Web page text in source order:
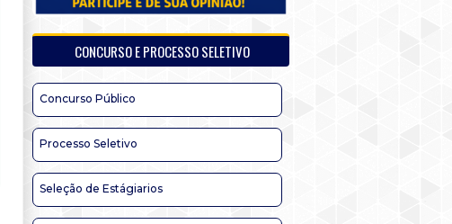
CONCURSO E PROCESSO SELETIVO
Concurso Público
Processo Seletivo
Seleção de Estágiarios